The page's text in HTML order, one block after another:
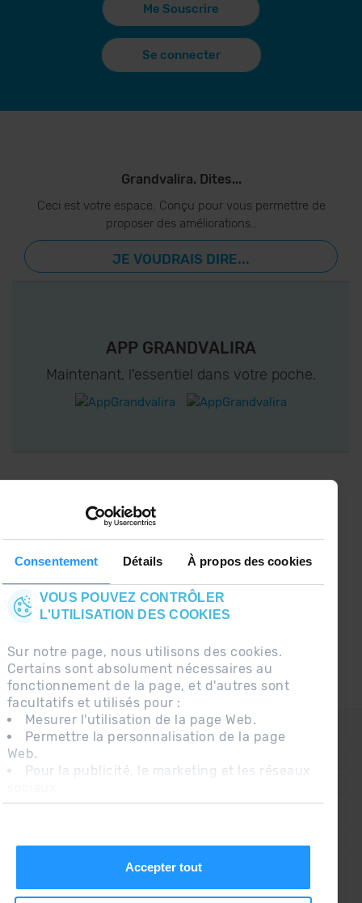
Consentement Détails À propos des cookies
VOUS POUVEZ CONTRÔLER
L'UTILISATION DES COOKIES
Sur notre page, nous utilisons des cookies.
Certains sont absolument nécessaires au
fonctionnement de la page, et d'autres sont
facultatifs et utilisés pour :
Mesurer l'utilisation de la page Web.
Permettre la personnalisation de la page
Web.
Pour la publicité, le marketing et les réseaux
En cliquant sur « Accepter tout », vous
Accepter tout
Me Souscrire
Se connecter
Grandvalira. Dites...
Ceci est votre espace. Conçu pour vous permettre de
proposer des améliorations..
JE VOUDRAIS DIRE...
APP GRANDVALIRA
Maintenant, l'essentiel dans votre poche.
CONNECTEZ-VOUS À GRANDVALIRA!
Suivez-nous sur les Réseaux Sociaux et soyez
CONTACT
QUESTIONS FRÉQUENTES